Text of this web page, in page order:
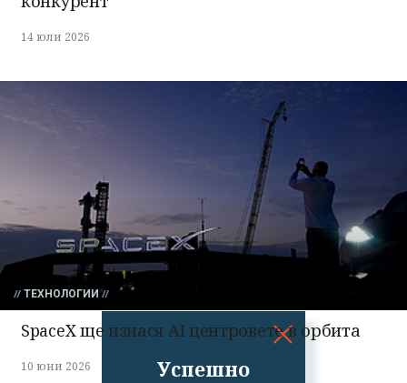
Успешно
14 юли 2026
ТЕХНОЛОГИИ
SpaceX ще изнася AI центровете в орбита
10 юни 2026